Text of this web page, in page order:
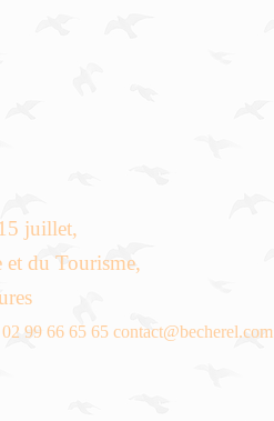
juillet,
du Tourisme,
99 66 65 65 contact@becherel.com